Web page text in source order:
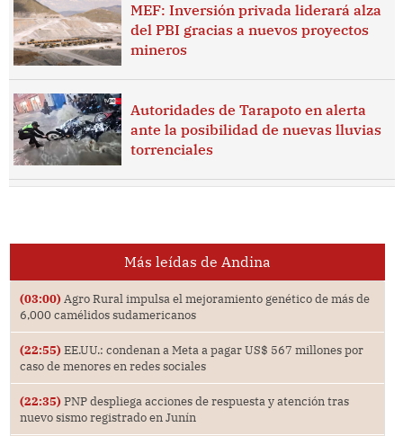
MEF: Inversión privada liderará alza
del PBI gracias a nuevos proyectos
mineros
Autoridades de Tarapoto en alerta
ante la posibilidad de nuevas lluvias
torrenciales
Más leídas de Andina
(03:00) Agro Rural impulsa el mejoramiento genético de más de
6,000 camélidos sudamericanos
(22:55) EE.UU.: condenan a Meta a pagar US$ 567 millones por
caso de menores en redes sociales
(22:35) PNP despliega acciones de respuesta y atención tras
nuevo sismo registrado en Junín